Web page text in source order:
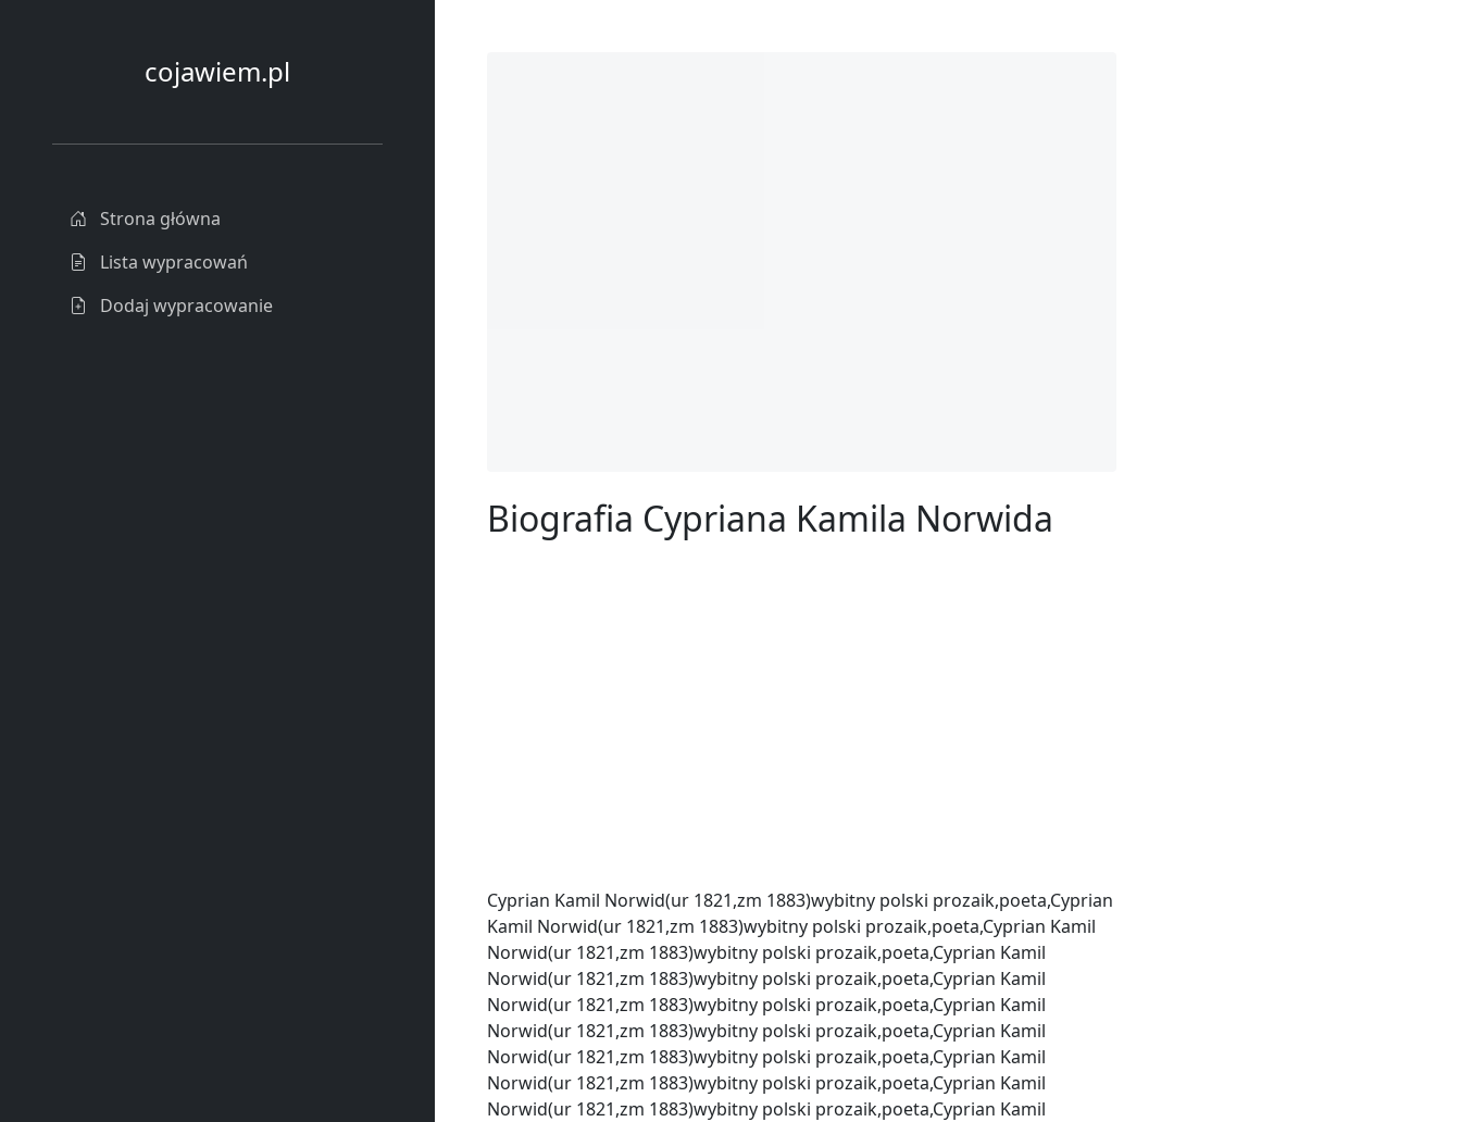
cojawiem.pl
Strona główna
Lista wypracowań
Dodaj wypracowanie
Biografia Cypriana Kamila Norwida
Cyprian Kamil Norwid(ur 1821,zm 1883)wybitny polski prozaik,poeta,Cyprian
Kamil Norwid(ur 1821,zm 1883)wybitny polski prozaik,poeta,Cyprian Kamil
Norwid(ur 1821,zm 1883)wybitny polski prozaik,poeta,Cyprian Kamil
Norwid(ur 1821,zm 1883)wybitny polski prozaik,poeta,Cyprian Kamil
Norwid(ur 1821,zm 1883)wybitny polski prozaik,poeta,Cyprian Kamil
Norwid(ur 1821,zm 1883)wybitny polski prozaik,poeta,Cyprian Kamil
Norwid(ur 1821,zm 1883)wybitny polski prozaik,poeta,Cyprian Kamil
Norwid(ur 1821,zm 1883)wybitny polski prozaik,poeta,Cyprian Kamil
Norwid(ur 1821,zm 1883)wybitny polski prozaik,poeta,Cyprian Kamil